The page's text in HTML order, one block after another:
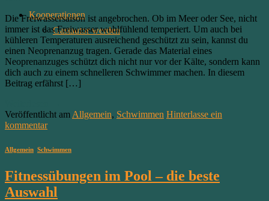
Kooperationen
Gastautor werden
Die Freiwassersaison ist angebrochen. Ob im Meer oder See, nicht
immer ist das Freiwasser wohlfühlend temperiert. Um auch bei
kühleren Temperaturen ausreichend geschützt zu sein, kannst du
einen Neoprenanzug tragen. Gerade das Material eines
Neoprenanzuges schützt dich nicht nur vor der Kälte, sondern kann
dich auch zu einem schnelleren Schwimmer machen. In diesem
Beitrag erfährst […]
Veröffentlicht am Allgemein, Schwimmen Hinterlasse ein
kommentar
Allgemein Schwimmen
Fitnessübungen im Pool – die beste
Auswahl